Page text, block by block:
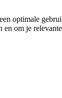
optimale
om je